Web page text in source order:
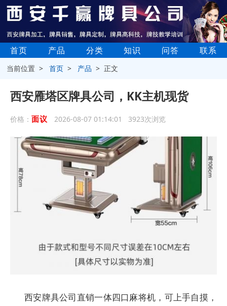
首页 产品 分类 知识 问答 联系
当前位置 >首页 > 产品 > 正文
西安雁塔区牌具公司，KK主机现货
价格： 面议 2026-08-07 01:14:01 3923次浏览
西安牌具公司直销一体四口麻将机，可上手自摸，